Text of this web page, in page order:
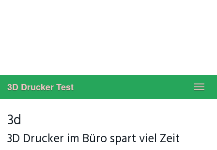
3D Drucker Test
3d
3D Drucker im Büro spart viel Zeit